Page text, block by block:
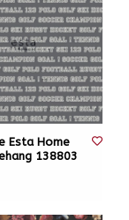
Esta Home
138803